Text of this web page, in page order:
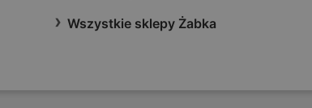
Wszystkie sklepy Żabka